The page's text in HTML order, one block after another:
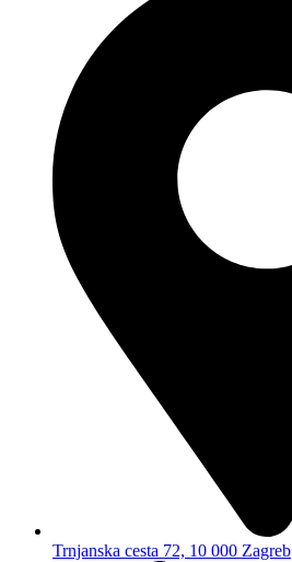
Trnjanska cesta 72, 10 000 Zagreb